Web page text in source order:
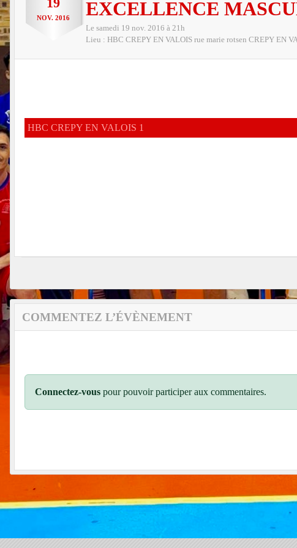
NOV. 2016 EXCELLENCE
Le samedi 19 nov. 2016 à 21h
Lieu : HBC CREPY EN VALOIS rue marie rotsen CREPY EN
HBC CREPY EN VALOIS 1
COMMENTEZ L’ÉVÈNEMENT
Connectez-vous pour pouvoir participer aux commentaires.